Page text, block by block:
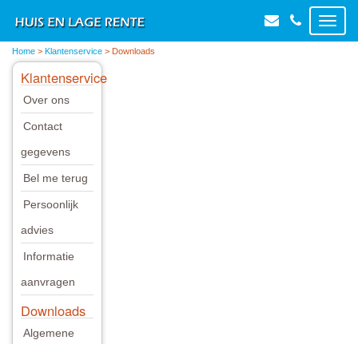
Home > Klantenservice > Downloads
Klantenservice
Over ons
Contact
gegevens
Bel me terug
Persoonlijk
advies
Informatie
aanvragen
Downloads
Algemene